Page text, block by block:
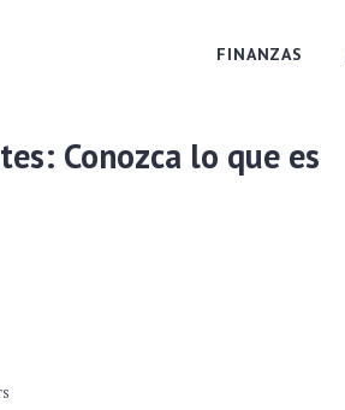
FINANZAS
Conozca lo que es